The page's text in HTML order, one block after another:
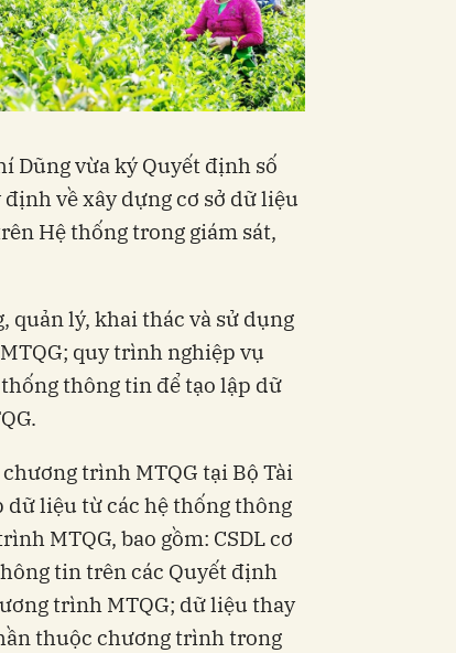
Dũng vừa ký Quyết định số
về xây dựng cơ sở dữ liệu
Hệ thống trong giám sát,
quản lý, khai thác và sử dụng
quy trình nghiệp vụ
thông tin để tạo lập dữ
trình MTQG tại Bộ Tài
liệu từ các hệ thống thông
MTQG, bao gồm: CSDL cơ
tin trên các Quyết định
trình MTQG; dữ liệu thay
thuộc chương trình trong